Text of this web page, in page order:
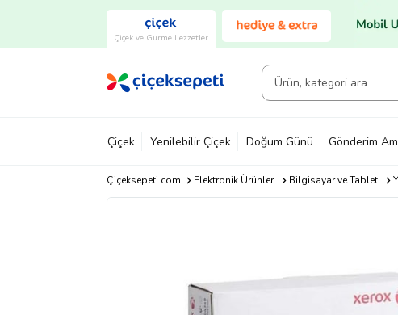
Çiçek ve Gurme Lezzetler
Çiçek Yenilebilir Çiçek Doğum Günü Gönderim
Çiçeksepeti.com Elektronik Ürünler Bilgisayar ve Tablet